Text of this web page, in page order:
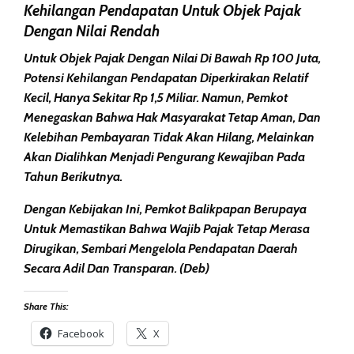
Kehilangan Pendapatan Untuk Objek Pajak
Dengan Nilai Rendah
Untuk Objek Pajak Dengan Nilai Di Bawah Rp 100 Juta,
PotensiKehilangan Pendapatan Diperkirakan Relatif
Kecil, Hanya SekitarRp 1,5 Miliar. Namun, Pemkot
Menegaskan BahwaHak Masyarakat Tetap Aman, Dan
Kelebihan Pembayaran Tidak Akan Hilang, Melainkan
Akan Dialihkan Menjadi Pengurang Kewajiban Pada
Tahun Berikutnya.
Dengan Kebijakan Ini, Pemkot Balikpapan Berupaya
Untuk Memastikan Bahwa Wajib Pajak Tetap Merasa
Dirugikan, Sembari MengelolaPendapatan Daerah
Secara Adil Dan Transparan. (deb)
Share This:
Facebook X